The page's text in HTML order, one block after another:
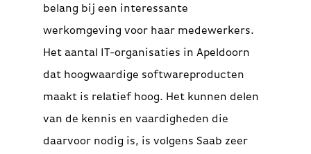
belang bij een interessante
werkomgeving voor haar medewerkers.
Het aantal IT-organisaties in Apeldoorn
dat hoogwaardige softwareproducten
maakt is relatief hoog. Het kunnen delen
van de kennis en vaardigheden die
daarvoor nodig is, is volgens Saab zeer